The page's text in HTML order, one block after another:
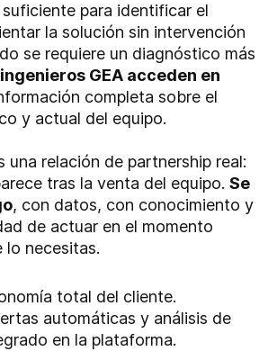
para identificar el
la solución sin intervención
se requiere un diagnóstico más
GEA acceden en
completa sobre el
y actual del equipo.
una relación de partnership real:
tras la venta del equipo. Se
, con datos, con conocimiento y
de actuar en el momento
lo necesitas.
total del cliente.
automáticas y análisis de
en la plataforma.